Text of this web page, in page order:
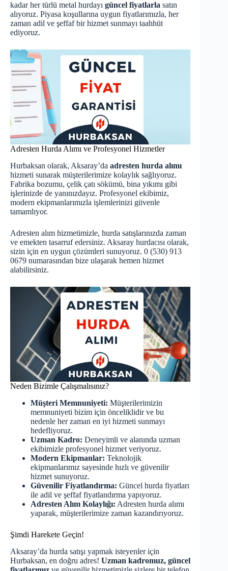
kadar her türlü metal hurdayı güncel fiyatlarla satın
alıyoruz. Piyasa koşullarına uygun fiyatlarımızla, her
zaman adil ve şeffaf bir hizmet sunmayı taahhüt
ediyoruz.
Adresten Hurda Alımı ve Profesyonel Hizmetler
Hurbaksan olarak, Aksaray’da adresten hurda alımı
hizmeti sunarak müşterilerimize kolaylık sağlıyoruz.
Fabrika bozumu, çelik çatı sökümü, bina yıkımı gibi
işlerinizde de yanınızdayız. Profesyonel ekibimiz,
modern ekipmanlarımızla işlemlerinizi güvenle
tamamlıyor.
Adresten alım hizmetimizle, hurda satışlarınızda zaman
ve emekten tasarruf edersiniz. Aksaray hurdacısı olarak,
sizin için en uygun çözümleri sunuyoruz. 0 (530) 913
0679 numarasından bize ulaşarak hemen hizmet
alabilirsiniz.
Neden Bizimle Çalışmalısınız?
Müşteri Memnuniyeti: Müşterilerimizin
memnuniyeti bizim için önceliklidir ve bu
nedenle her zaman en iyi hizmeti sunmayı
hedefliyoruz.
Uzman Kadro: Deneyimli ve alanında uzman
ekibimizle profesyonel hizmet veriyoruz.
Modern Ekipmanlar: Teknolojik
ekipmanlarımız sayesinde hızlı ve güvenilir
hizmet sunuyoruz.
Güvenilir Fiyatlandırma: Güncel hurda fiyatları
ile adil ve şeffaf fiyatlandırma yapıyoruz.
Adresten Alım Kolaylığı: Adresten hurda alımı
yaparak, müşterilerimize zaman kazandırıyoruz.
Şimdi Harekete Geçin!
Aksaray’da hurda satışı yapmak isteyenler için
Hurbaksan, en doğru adres! Uzman kadromuz, güncel